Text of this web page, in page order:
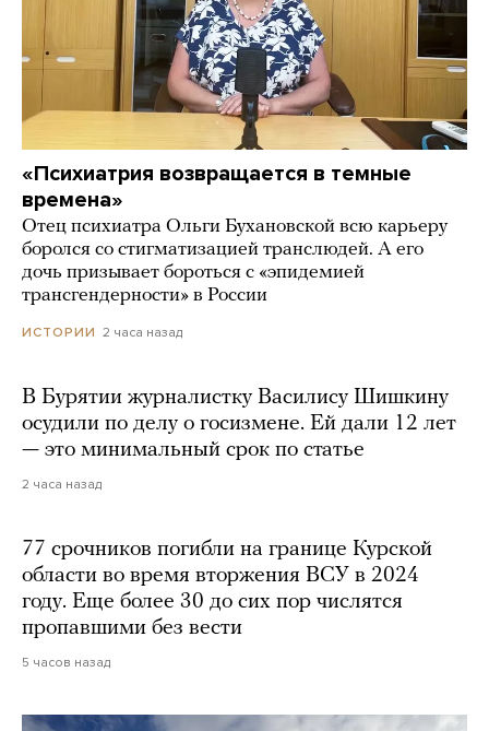
«Психиатрия возвращается в темные
времена»
Отец психиатра Ольги Бухановской всю карьеру
боролся со стигматизацией транслюдей. А его
дочь призывает бороться с «эпидемией
трансгендерности» в России
ИСТОРИИ 2 часа назад
В Бурятии журналистку Василису Шишкину
осудили по делу о госизмене. Ей дали 12 лет
— это минимальный срок по статье
2 часа назад
77 срочников погибли на границе Курской
области во время вторжения ВСУ в 2024
году. Еще более 30 до сих пор числятся
пропавшими без вести
5 часов назад